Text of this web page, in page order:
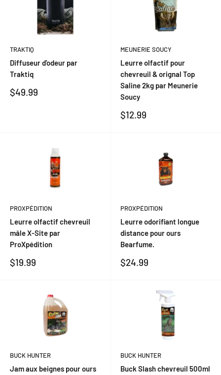
TRAKTIQ
Diffuseur d'odeur par
Traktiq
Prix
$49.99
MEUNERIE SOUCY
Leurre olfactif pour
chevreuil & orignal Top
Saline 2kg par Meunerie
Soucy
Prix
$12.99
PROXPÉDITION
Leurre olfactif chevreuil
mâle X-Site par
ProXpédition
Prix
$19.99
PROXPÉDITION
Leurre odorifiant longue
distance pour ours
Bearfume.
Prix
$24.99
BUCK HUNTER
Jam aux beignes pour ours
BUCK HUNTER
Buck Slash chevreuil 500ml